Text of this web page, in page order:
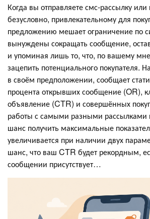
Когда вы отправляете смс-рассылку
безусловно, привлекательному для
предложению мешает ограничение по
вынуждены сокращать сообщение,
и упоминая лишь то, что, по вашему
зацепить потенциального покупателя.
в своём предположении, сообщает
процента открывших сообщение (OR),
объявление (CTR) и совершённых
работы с самыми разными рассылками
шанс получить максимальные
увеличивается при наличии двух
шанс, что ваш CTR будет рекордным,
сообщении присутствует…